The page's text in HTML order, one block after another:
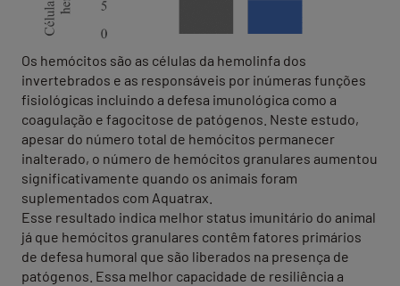
Os hemócitos são as células da hemolinfa dos
invertebrados e as responsáveis por inúmeras funções
fisiológicas incluindo a defesa imunológica como a
coagulação e fagocitose de patógenos. Neste estudo,
apesar do número total de hemócitos permanecer
inalterado, o número de hemócitos granulares aumentou
significativamente quando os animais foram
suplementados com Aquatrax.
Esse resultado indica melhor status imunitário do animal
já que hemócitos granulares contêm fatores primários
de defesa humoral que são liberados na presença de
patógenos. Essa melhor capacidade de resiliência a